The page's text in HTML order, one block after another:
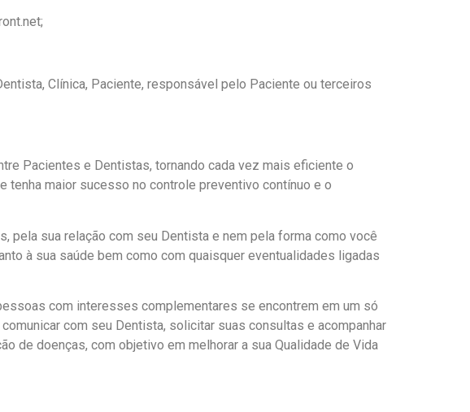
Clínica, Paciente, responsável pelo Paciente ou terceiros
Pacientes e Dentistas, tornando cada vez mais eficiente o
maior sucesso no controle preventivo contínuo e o
sua relação com seu Dentista e nem pela forma como você
à sua saúde bem como com quaisquer eventualidades ligadas
com interesses complementares se encontrem em um só
com seu Dentista, solicitar suas consultas e acompanhar
de doenças, com objetivo em melhorar a sua Qualidade de Vida